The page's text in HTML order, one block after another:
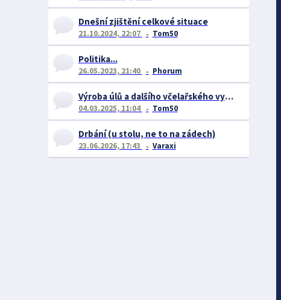
Dnešní zjištění celkové situace
21.10.2024, 22:07 Tom50
Politika...
26.05.2023, 21:40 Phorum
Výroba úlů a dalšího včelařského vybavení
04.03.2025, 11:04 Tom50
Drbání (u stolu, ne to na zádech)
23.06.2026, 17:43 Varaxi